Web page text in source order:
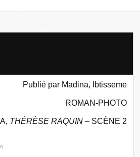
Publié par Madina, Ibtisseme
ROMAN-PHOTO
THÉRÈSE RAQUIN – SCÈNE 2